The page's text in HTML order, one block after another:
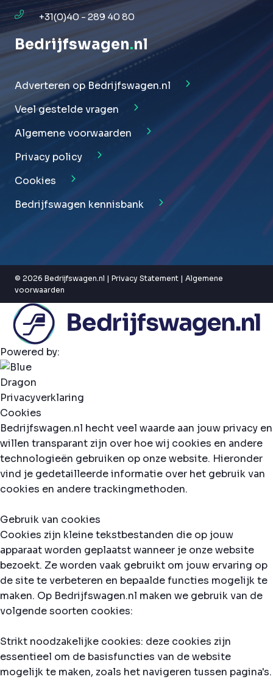
+31(0)40 - 289 40 80
Bedrijfswagen.nl
Adverteren op Bedrijfswagen.nl
Veel gestelde vragen
Algemene voorwaarden
Privacy policy
Cookies
Bedrijfswagen kennisbank
© 2026 Bedrijfswagen.nl | Privacy Statement | Algemene
voorwaarden
Powered by:
Privacyverklaring
Cookies
Bedrijfswagen.nl hecht veel waarde aan jouw privacy en
willen transparant zijn over hoe wij cookies en andere
technologieën gebruiken op onze website. Hieronder
vind je gedetailleerde informatie over het gebruik van
cookies en andere trackingmethoden.
Gebruik van cookies
Cookies zijn kleine tekstbestanden die op jouw
apparaat worden geplaatst wanneer je onze website
bezoekt. Ze worden vaak gebruikt om jouw ervaring op
de site te verbeteren en bepaalde functies mogelijk te
maken. Op Bedrijfswagen.nl maken we gebruik van de
volgende soorten cookies:
Strikt noodzakelijke cookies: deze cookies zijn
essentieel om de basisfuncties van de website
mogelijk te maken, zoals het navigeren tussen pagina's.